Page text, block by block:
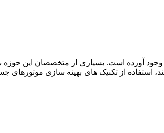
آورده است. بسیاری از متخصصان این
استفاده از تکنیک های بهینه سازی موتورهای